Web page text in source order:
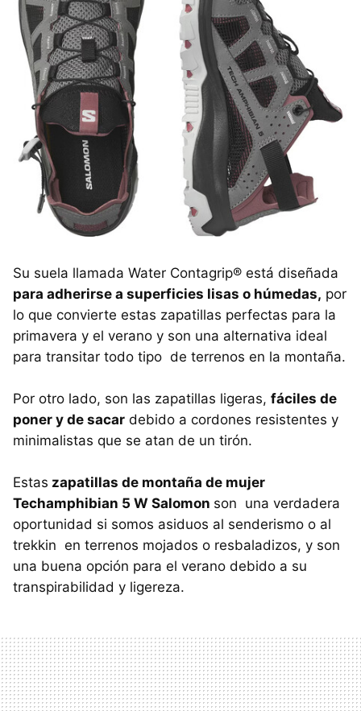
Su suela llamada Water Contagrip® está diseñada
para adherirse a superficies lisas o húmedas, por
lo que convierte estas zapatillas perfectas para la
primavera y el verano y son una alternativa ideal
para transitar todo tipo de terrenos en la montaña.
Por otro lado, son las zapatillas ligeras, fáciles de
poner y de sacar debido a cordones resistentes y
minimalistas que se atan de un tirón.
Estas zapatillas de montaña de mujer
Techamphibian 5 W Salomon son una verdadera
oportunidad si somos asiduos al senderismo o al
trekkin en terrenos mojados o resbaladizos, y son
una buena opción para el verano debido a su
transpirabilidad y ligereza.